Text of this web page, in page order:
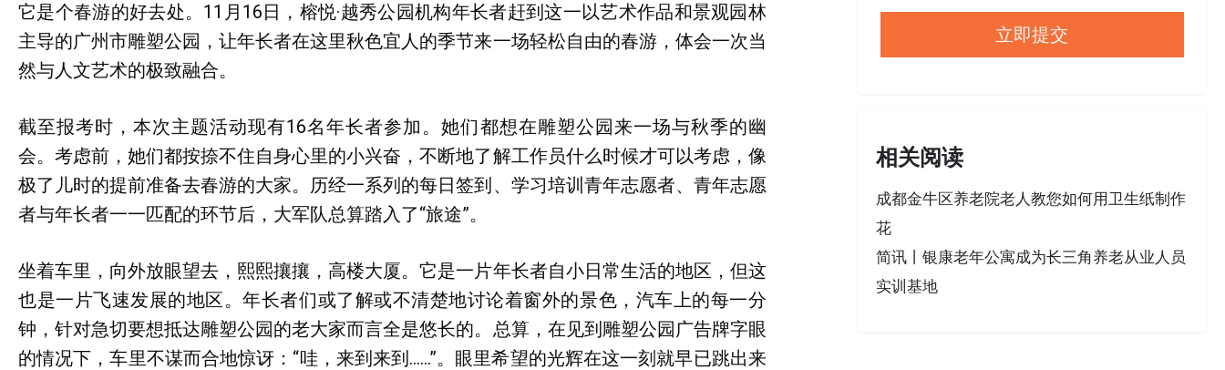
它是个春游的好去处。11月16日，榕悦·越秀公园机构年长者赶到这一以艺术作品和景观园林
主导的广州市雕塑公园，让年长者在这里秋色宜人的季节来一场轻松自由的春游，体会一次当
然与人文艺术的极致融合。
截至报考时，本次主题活动现有16名年长者参加。她们都想在雕塑公园来一场与秋季的幽
会。考虑前，她们都按捺不住自身心里的小兴奋，不断地了解工作员什么时候才可以考虑，像
极了儿时的提前准备去春游的大家。历经一系列的每日签到、学习培训青年志愿者、青年志愿
者与年长者一一匹配的环节后，大军队总算踏入了“旅途”。
坐着车里，向外放眼望去，熙熙攘攘，高楼大厦。它是一片年长者自小日常生活的地区，但这
也是一片飞速发展的地区。年长者们或了解或不清楚地讨论着窗外的景色，汽车上的每一分
钟，针对急切要想抵达雕塑公园的老大家而言全是悠长的。总算，在见到雕塑公园广告牌字眼
的情况下，车里不谋而合地惊讶：“哇，来到来到……”。眼里希望的光辉在这一刻就早已跳出来
相关阅读
成都金牛区养老院老人教您如何用卫生纸制作
花
简讯丨银康老年公寓成为长三角养老从业人员
实训基地